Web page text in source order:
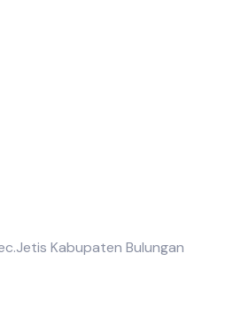
Kabupaten Bulungan